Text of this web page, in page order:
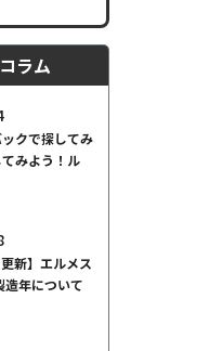
ラム
クで探してみ
みよう！ル
新】エルメス
造年について